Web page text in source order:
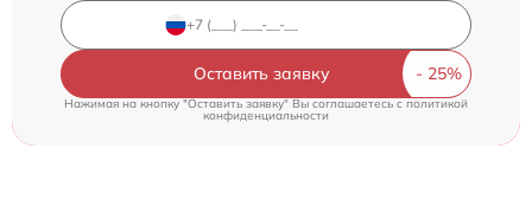
Оставить заявку
Нажимая на кнопку "Оставить заявку" Вы соглашаетесь cполитикой
конфиденциальности